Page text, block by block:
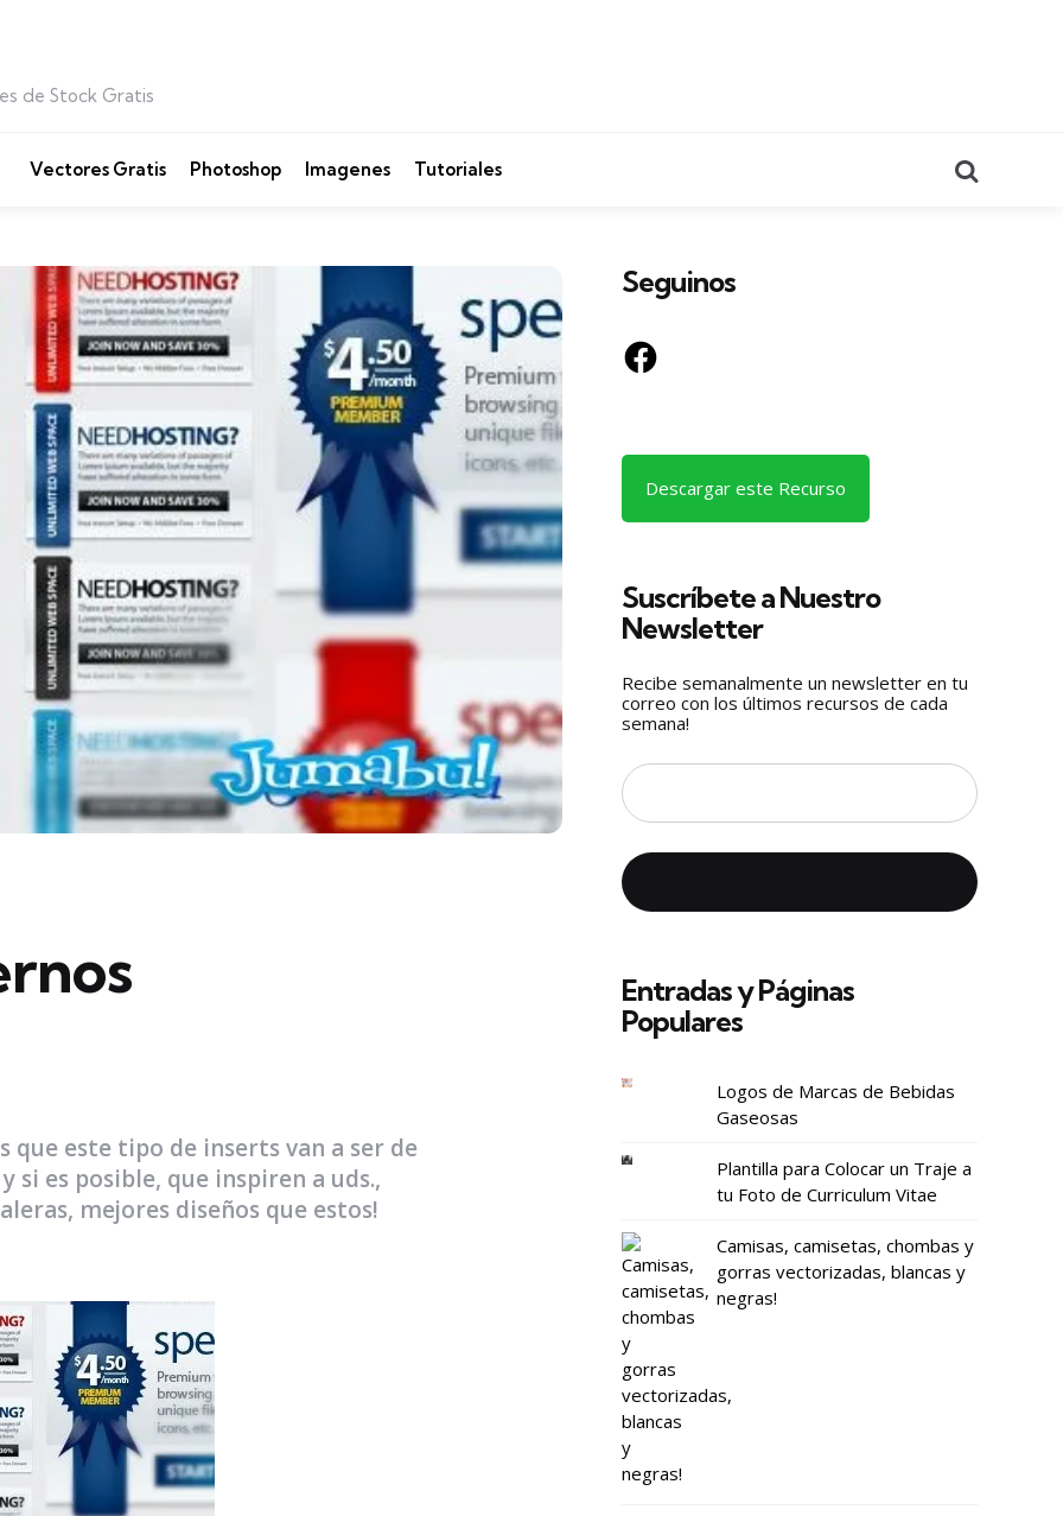
de Stock Gratis
Vectores Gratis Photoshop Imagenes Tutoriales
que este tipo de inserts van a ser de
si es posible, que inspiren a uds.,
mejores diseños que estos!
Seguinos
Facebook
Descargar este Recurso
Suscríbete a Nuestro
Newsletter
Recibe semanalmente un newsletter en tu
correo con los últimos recursos de cada
semana!
Entradas y Páginas
Populares
Logos de Marcas de Bebidas
Gaseosas
Plantilla para Colocar un Traje a
tu Foto de Curriculum Vitae
Camisas, camisetas, chombas y
gorras vectorizadas, blancas y
negras!